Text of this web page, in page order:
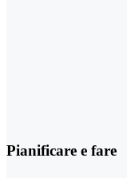
Pianificare e fare